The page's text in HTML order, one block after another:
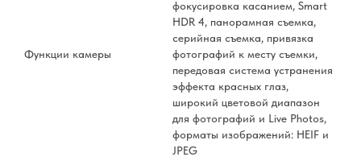
Функции камеры
фокусировка касанием, Smart
HDR 4, панорамная съемка,
серийная съемка, привязка
фотографий к месту съемки,
передовая система устранения
эффекта красных глаз,
широкий цветовой диапазон
для фотографий и Live Photos,
форматы изображений: HEIF и
JPEG